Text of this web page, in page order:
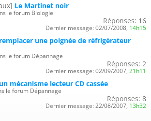
Le Martinet noir
le forum Biologie
Réponses: 16
Dernier message: 02/07/2008, 14h15
une poignée de réfrigérateur
le forum Dépannage
Réponses: 2
Dernier message: 02/09/2007, 21h11
mécanisme lecteur CD cassée
le forum Dépannage
Réponses: 8
Dernier message: 22/08/2007, 13h32